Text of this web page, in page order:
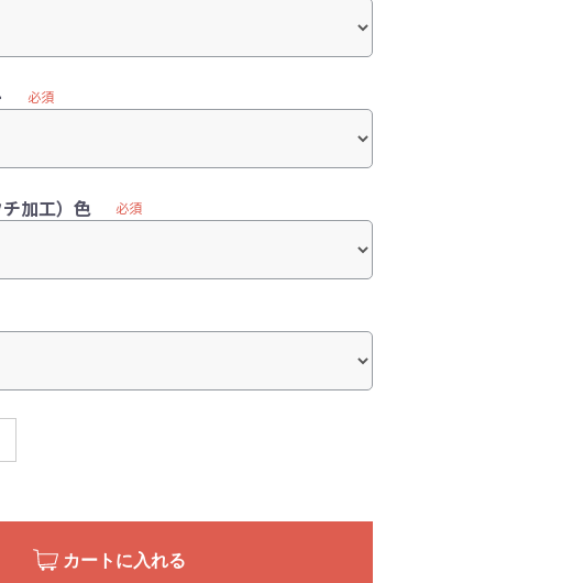
必須
加工）色 必須
カートに入れる